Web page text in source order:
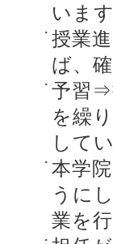
います
授業
ば、
予習⇒
を繰
して
本学
うに
業を